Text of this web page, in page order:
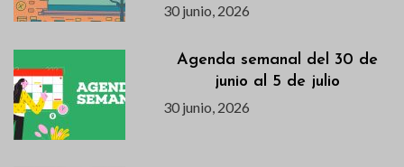
30 junio, 2026
Agenda semanal del 30 de
junio al 5 de julio
30 junio, 2026